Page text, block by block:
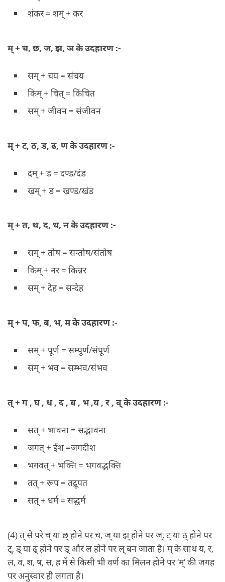
शंकर = शम् + कर
म् + च, छ, ज, झ, ञ के उदहारण :-
सम् + चय = संचय
किम् + चित् = किंचित
सम् + जीवन = संजीवन
म् + ट, ठ, ड, ढ, ण के उदहारण :-
दम् + ड = दण्ड/दंड
खम् + ड = खण्ड/खंड
म् + त, थ, द, ध, न के उदहारण :-
सम् + तोष = सन्तोष/संतोष
किम् + नर = किन्नर
सम् + देह = सन्देह
म् + प, फ, ब, भ, म के उदहारण :-
सम् + पूर्ण = सम्पूर्ण/संपूर्ण
सम् + भव = सम्भव/संभव
त् + ग , घ , ध , द , ब , भ ,य , र , व् के उदहारण :-
सत् + भावना = सद्भावना
जगत् + ईश =जगदीश
भगवत् + भक्ति = भगवद्भक्ति
तत् + रूप = तद्रूपत
सत् + धर्म = सद्धर्म
(4) त् से परे च् या छ् होने पर च, ज् या झ् होने पर ज्, ट् या ठ् होने पर
ट्, ड् या ढ् होने पर ड् और ल होने पर ल् बन जाता है। म् के साथ य, र,
ल, व, श, ष, स, ह में से किसी भी वर्ण का मिलन होने पर ‘म्’ की जगह
पर अनुस्वार ही लगता है।